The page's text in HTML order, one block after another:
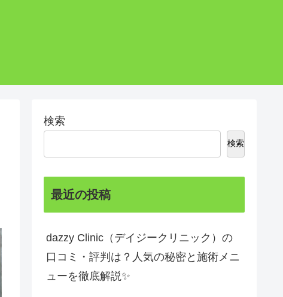
検索
検索
最近の投稿
dazzy Clinic（デイジークリニック）の
口コミ・評判は？人気の秘密と施術メニ
ューを徹底解説✨